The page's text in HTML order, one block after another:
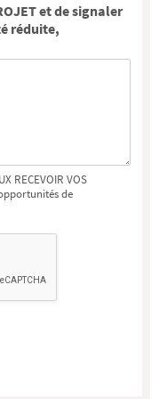
et de signaler
réduite,
RECEVOIR VOS
de